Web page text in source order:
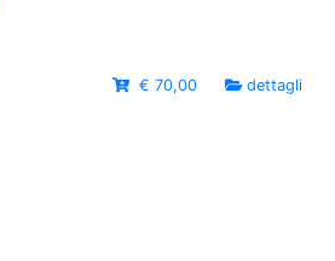
€ 70,00 dettagli